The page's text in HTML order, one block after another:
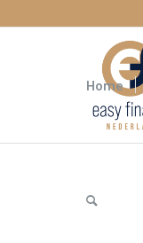
Home